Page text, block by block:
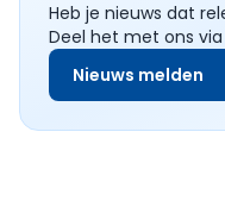
Heb je nieuws dat
Deel het met ons
Nieuws melden